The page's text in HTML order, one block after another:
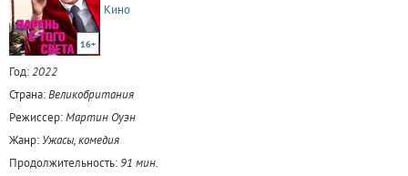
16+
Кино
Год:2022
Страна:Великобритания
Режиссер:Мартин Оуэн
Жанр: Ужасы, комедия
Продолжительность: 91 мин.